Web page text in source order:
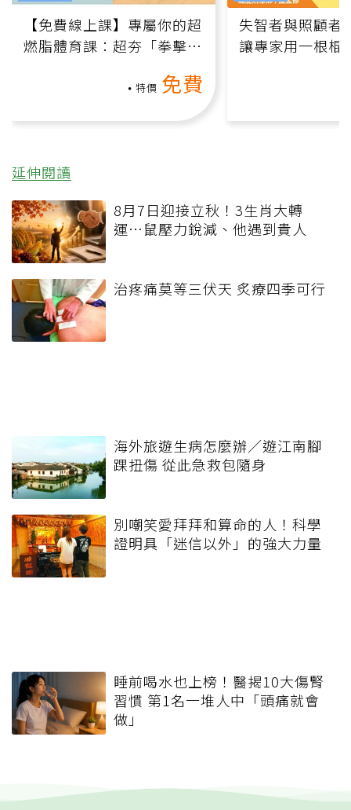
【免費線上課】專屬你的超
燃脂體育課：超夯「拳擊有
特價 免費
失智者與照顧者
讓專家用一根棍
延伸閱讀
8月7日迎接立秋！3生肖大轉
運…鼠壓力銳減、他遇到貴人
治疼痛莫等三伏天 炙療四季可行
海外旅遊生病怎麼辦／遊江南腳
踝扭傷 從此急救包隨身
別嘲笑愛拜拜和算命的人！科學
證明具「迷信以外」的強大力量
睡前喝水也上榜！醫揭10大傷腎
習慣 第1名一堆人中「頭痛就會
做」